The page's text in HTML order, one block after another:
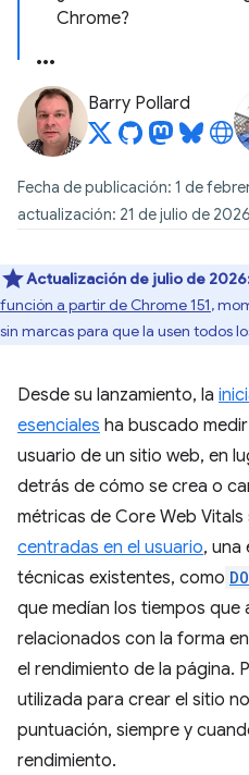
Chrome?
Barry Pollard
Fecha de publicación: 1 de
actualización: 21 de julio de 2026
Actualización de julio de
función a partir de Chrome 151,
sin marcas para que la usen todos
Desde su lanzamiento, la
esenciales ha buscado
usuario de un sitio web, en
detrás de cómo se crea o
métricas de Core Web
centradas en el usuario, una
técnicas existentes, como
que medían los tiempos que
relacionados con la forma
el rendimiento de la página.
utilizada para crear el sitio
puntuación, siempre y
rendimiento.